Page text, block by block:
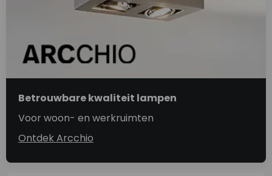
Betrouwbare kwaliteit lampen
Voor woon- en werkruimten
Ontdek Arcchio